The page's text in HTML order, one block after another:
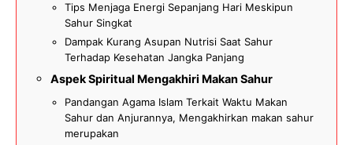
Tips Menjaga Energi Sepanjang Hari Meskipun
Sahur Singkat
Dampak Kurang Asupan Nutrisi Saat Sahur
Terhadap Kesehatan Jangka Panjang
Aspek Spiritual Mengakhiri Makan Sahur
Pandangan Agama Islam Terkait Waktu Makan
Sahur dan Anjurannya, Mengakhirkan makan sahur
merupakan